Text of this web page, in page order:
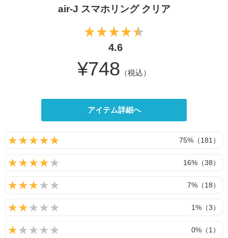
air-J スマホリング クリア
4.6
¥748 （税込）
アイテム詳細へ
75%（181）
16%（38）
7%（18）
1%（3）
0%（1）